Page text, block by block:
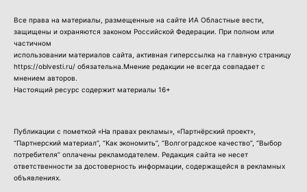
Все права на материалы, размещенные на сайте ИА Областные вести,
защищены и охраняются законом Российской Федерации. При полном или
частичном
использовании материалов сайта, активная гиперссылка на главную страницу
https://oblvesti.ru/ обязательна.Мнение редакции не всегда совпадает с
мнением авторов.
Настоящий ресурс содержит материалы 16+
Публикации с пометкой «На правах рекламы», «Партнёрский проект»,
“Партнерский материал”, “Как экономить”, “Волгоградское качество”, “Выбор
потребителя” оплачены рекламодателем. Редакция сайта не несет
ответственности за достоверность информации, содержащейся в рекламных
объявлениях.